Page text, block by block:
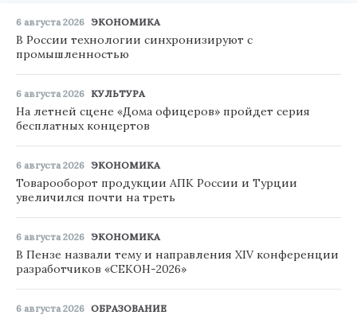
6 августа 2026 ЭКОНОМИКА
В России технологии синхронизируют с
промышленностью
6 августа 2026 КУЛЬТУРА
На летней сцене «Дома офицеров» пройдет серия
бесплатных концертов
6 августа 2026 ЭКОНОМИКА
Товарооборот продукции АПК России и Турции
увеличился почти на треть
6 августа 2026 ЭКОНОМИКА
В Пензе назвали тему и направления XIV конференции
разработчиков «СЕКОН-2026»
6 августа 2026 ОБРАЗОВАНИЕ